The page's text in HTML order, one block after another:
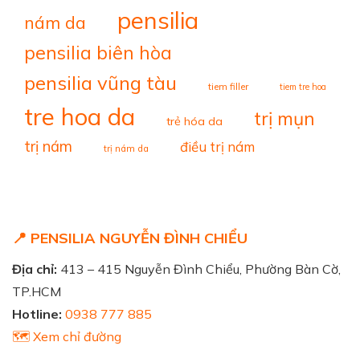
nám da pensilia
pensilia biên hòa
pensilia vũng tàu tiem filler tiem tre hoa
tre hoa da trẻ hóa da trị mụn
trị nám trị nám da điều trị nám
📍 PENSILIA NGUYỄN ĐÌNH CHIỂU
Địa chỉ: 413 – 415 Nguyễn Đình Chiểu, Phường Bàn Cờ,
TP.HCM
Hotline: 0938 777 885
🗺️ Xem chỉ đường